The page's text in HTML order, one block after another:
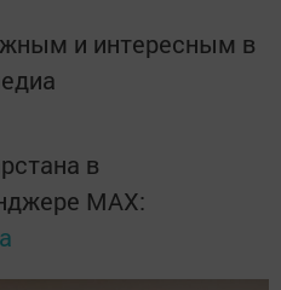
и интересным в
в
MАХ: